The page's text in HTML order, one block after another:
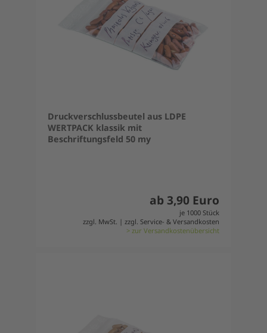
Druckverschlussbeutel aus LDPE
WERTPACK klassik mit
Beschriftungsfeld 50 my
ab 3,90 Euro
je 1000 Stück
zzgl. MwSt. | zzgl. Service- & Versandkosten
> zur Versandkostenübersicht